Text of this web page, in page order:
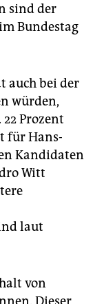
sind der
Bundestag
auch bei der
würden,
Prozent
für Hans-
Kandidaten
Witt
laut
von